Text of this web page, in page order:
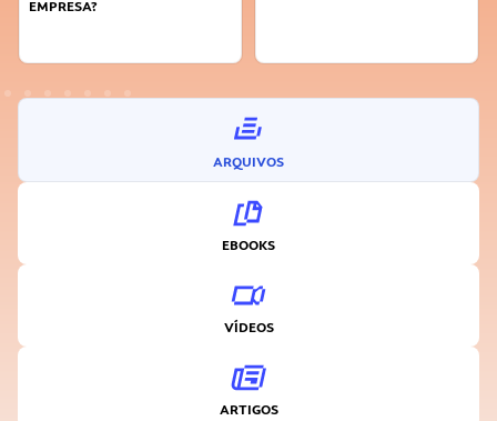
ARQUIVOS
EBOOKS
VÍDEOS
ARTIGOS